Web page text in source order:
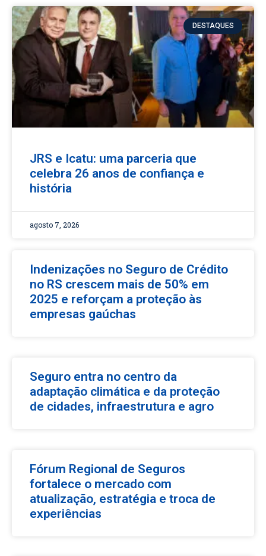
DESTAQUES
JRS e Icatu: uma parceria que
celebra 26 anos de confiança e
história
agosto 7, 2026
Indenizações no Seguro de Crédito
no RS crescem mais de 50% em
2025 e reforçam a proteção às
empresas gaúchas
Seguro entra no centro da
adaptação climática e da proteção
de cidades, infraestrutura e agro
Fórum Regional de Seguros
fortalece o mercado com
atualização, estratégia e troca de
experiências